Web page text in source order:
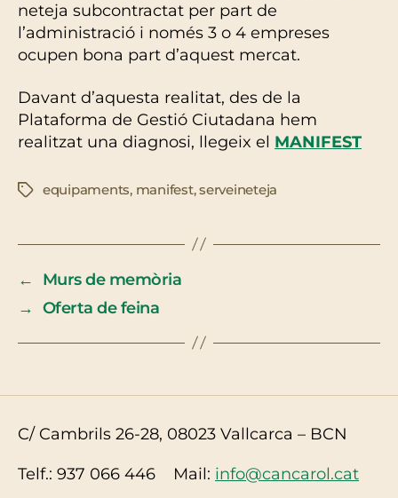
neteja subcontractat per part de
l’administració i només 3 o 4 empreses
ocupen bona part d’aquest mercat.
Davant d’aquesta realitat, des de la
Plataforma de Gestió Ciutadana hem
realitzat una diagnosi, llegeix el MANIFEST
Etiquetes
equipaments, manifest,serveineteja
←
Murs de memòria
→ Oferta de feina
C/ Cambrils 26-28, 08023 Vallcarca – BCN
Telf.: 937 066 446 Mail: info@cancarol.cat